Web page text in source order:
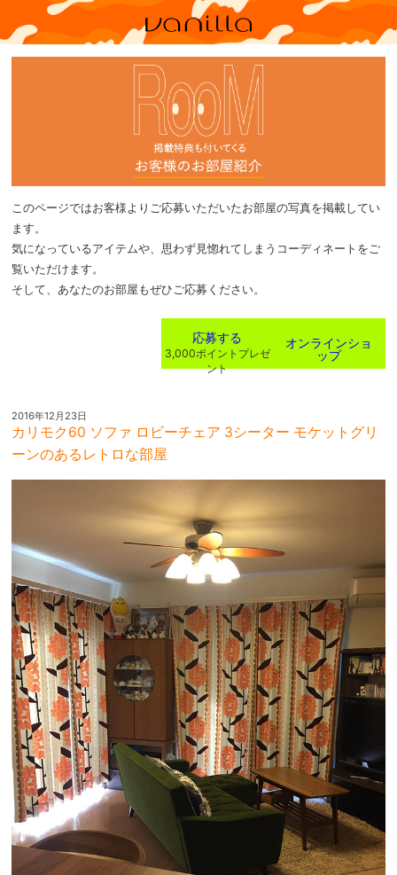
このページではお客様よりご応募いただいたお部屋の写真を掲載してい
ます。
気になっているアイテムや、思わず見惚れてしまうコーディネートをご
覧いただけます。
そして、あなたのお部屋もぜひご応募ください。
応募する
オンラインショ
ップ
2016年12月23日
カリモク60 ソファ ロビーチェア 3シーター モケットグリ
ーンのあるレトロな部屋